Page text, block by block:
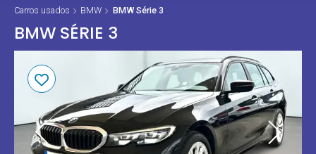
Carros usados BMW BMW Série 3
BMW SÉRIE 3